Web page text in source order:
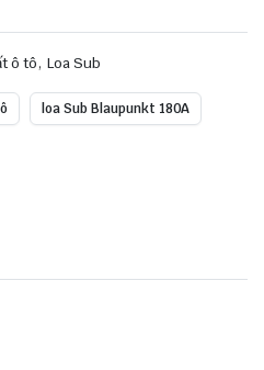
ô tô, Loa Sub
loa Sub Blaupunkt 180A